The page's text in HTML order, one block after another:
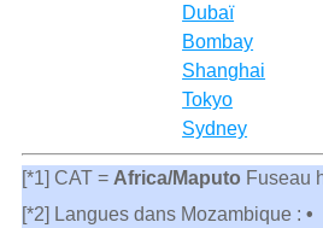
Dubaï
Bombay
Shanghai
Tokyo
Sydney
[*1] CAT = Africa/Maputo Fuseau
[*2] Langues dans Mozambique : •